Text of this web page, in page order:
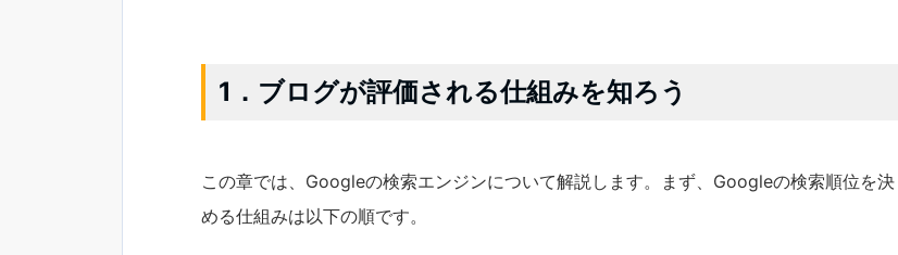
1．ブログが評価される仕組みを知ろう
この章では、Googleの検索エンジンについて解説します。まず、Googleの検索順位を決
める仕組みは以下の順です。